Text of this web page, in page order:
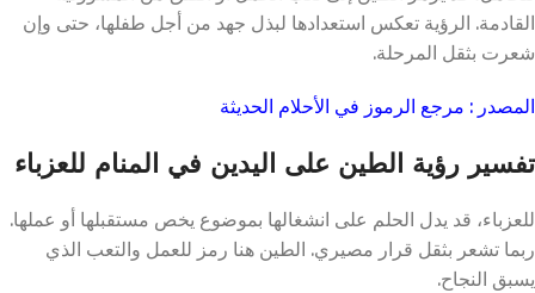
القادمة. الرؤية تعكس استعدادها لبذل جهد من أجل طفلها، حتى وإن
شعرت بثقل المرحلة.
المصدر : مرجع الرموز في الأحلام الحديثة
تفسير رؤية الطين على اليدين في المنام للعزباء
للعزباء، قد يدل الحلم على انشغالها بموضوع يخص مستقبلها أو عملها.
ربما تشعر بثقل قرار مصيري. الطين هنا رمز للعمل والتعب الذي
يسبق النجاح.